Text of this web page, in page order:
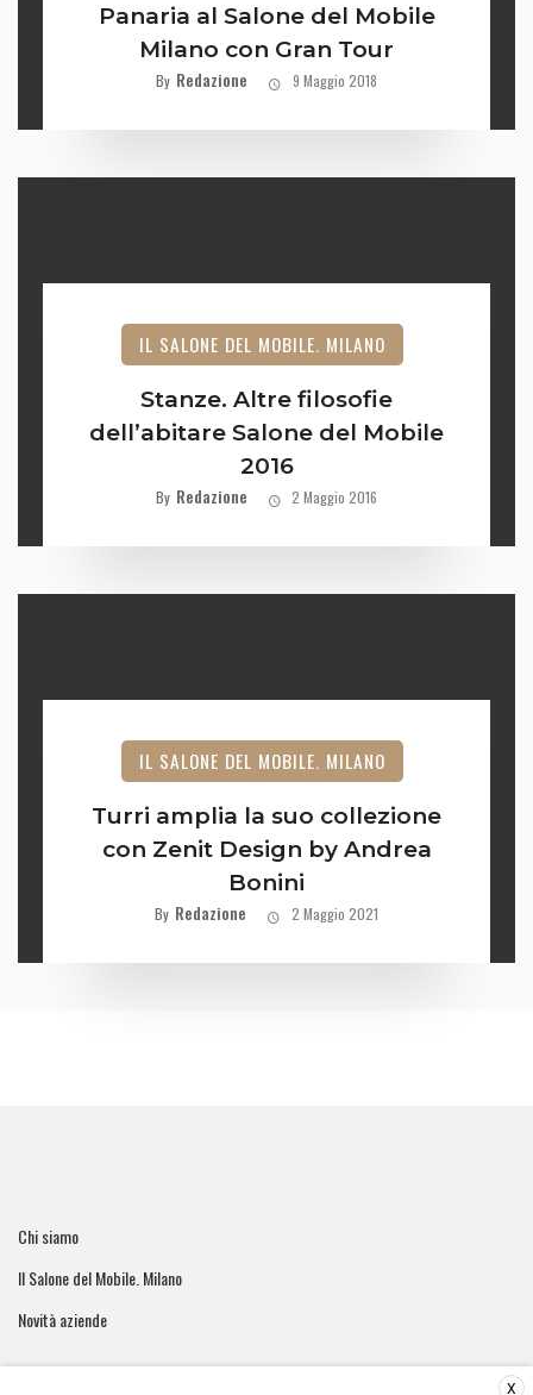
Panaria al Salone del Mobile
Milano con Gran Tour
By Redazione 9 Maggio 2018
IL SALONE DEL MOBILE. MILANO
Stanze. Altre filosofie
dell’abitare Salone del Mobile
2016
By Redazione 2 Maggio 2016
IL SALONE DEL MOBILE. MILANO
Turri amplia la suo collezione
con Zenit Design by Andrea
Bonini
By Redazione 2 Maggio 2021
Chi siamo
Il Salone del Mobile. Milano
Novità aziende
X